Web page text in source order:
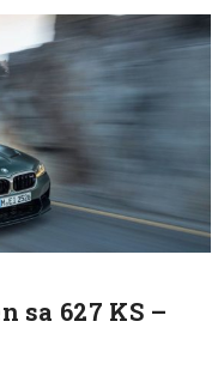
sa 627 KS –